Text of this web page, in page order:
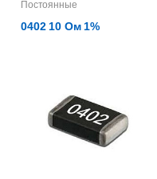
Постоянные
0402 10 Ом 1%